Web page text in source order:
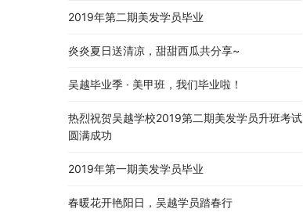
2019年第二期美发学员毕业
炎炎夏日送清凉，甜甜西瓜共分享~
吴越毕业季 · 美甲班，我们毕业啦！
热烈祝贺吴越学校2019第二期美发学员升班考试
圆满成功
2019年第一期美发学员毕业
春暖花开艳阳日，吴越学员踏春行